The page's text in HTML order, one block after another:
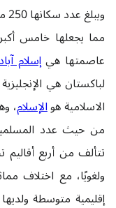
مما يجعلها خامس
عاصمتها هيإسلام
لباكستان هي
الاسلامية هوالإسلام،
من حيث عدد
تتألف من أربع أقاليم
ولغويًا، مع اختلاف
إقليمية متوسطة